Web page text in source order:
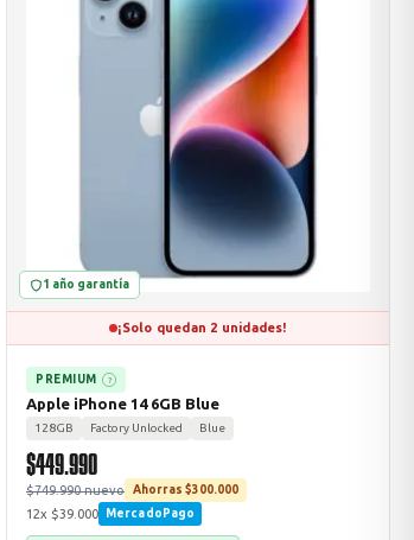
1 año garantía
¡Solo quedan 2 unidades!
PREMIUM ?
Apple iPhone 14 6GB Blue
128GB Factory Unlocked Blue
$449.990
$749.990 nuevo Ahorras $300.000
12x $39.000 MercadoPago